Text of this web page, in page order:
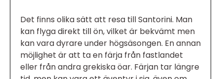
Det finns olika sätt att resa till Santorini. Man
kan flyga direkt till ön, vilket är bekvämt men
kan vara dyrare under högsäsongen. En annan
möjlighet är att ta en färja från fastlandet
eller från andra grekiska öar. Färjan tar längre